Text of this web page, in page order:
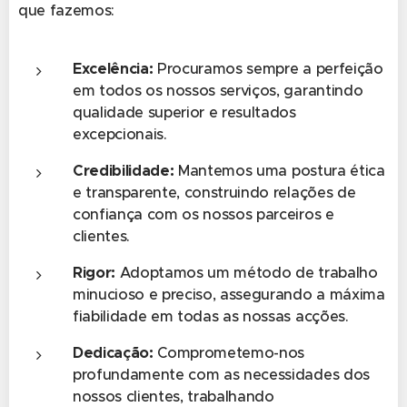
que fazemos:
Excelência: Procuramos sempre a perfeição
em todos os nossos serviços, garantindo
qualidade superior e resultados
excepcionais.
Credibilidade: Mantemos uma postura ética
e transparente, construindo relações de
confiança com os nossos parceiros e
clientes.
Rigor: Adoptamos um método de trabalho
minucioso e preciso, assegurando a máxima
fiabilidade em todas as nossas acções.
Dedicação: Comprometemo-nos
profundamente com as necessidades dos
nossos clientes, trabalhando